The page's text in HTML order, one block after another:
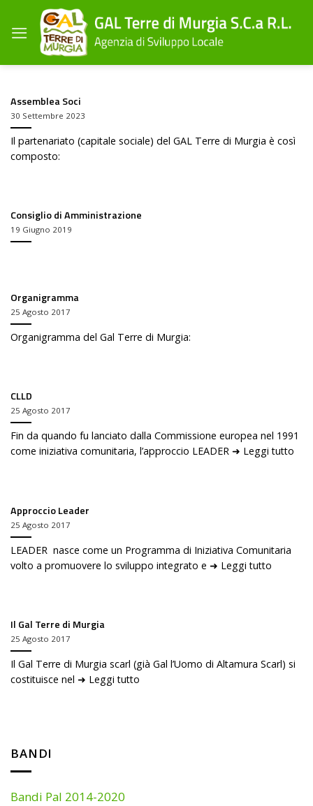
contenuti
BANDI
Bandi Pal 2014-2020
Assemblea Soci
30 Settembre 2023
Il partenariato (capitale sociale) del GAL Terre di Murgia è così
composto:
Consiglio di Amministrazione
19 Giugno 2019
Organigramma
25 Agosto 2017
Organigramma del Gal Terre di Murgia:
CLLD
25 Agosto 2017
Fin da quando fu lanciato dalla Commissione europea nel 1991
come iniziativa comunitaria, l’approccio LEADER ➜ Leggi tutto
Approccio Leader
25 Agosto 2017
LEADER nasce come un Programma di Iniziativa Comunitaria
volto a promuovere lo sviluppo integrato e ➜ Leggi tutto
Il Gal Terre di Murgia
25 Agosto 2017
Il Gal Terre di Murgia scarl (già Gal l’Uomo di Altamura Scarl) si
costituisce nel ➜ Leggi tutto